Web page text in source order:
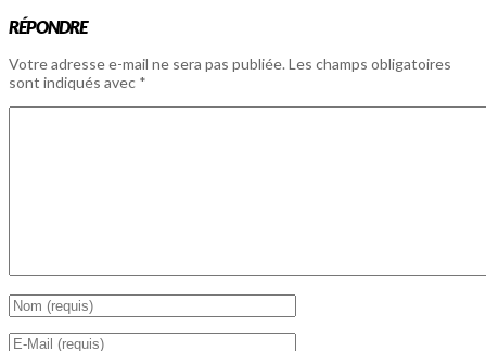
RÉPONDRE
Votre adresse e-mail ne sera pas publiée. Les champs obligatoires
sont indiqués avec *